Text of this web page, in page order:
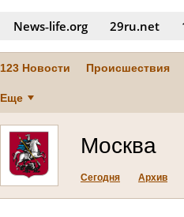
News‑life.org 29ru.net
123 Новости Происшествия
Еще
Москва
Сегодня Архив